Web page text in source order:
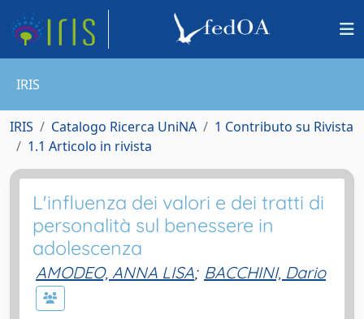
IRIS
IRIS Catalogo Ricerca UniNA
1 Contributo su Rivista
1.1 Articolo in rivista
L'influenza dei valori e dei tratti di
personalità sul benessere in
adolescenza
AMODEO, ANNA LISA; BACCHINI, Dario